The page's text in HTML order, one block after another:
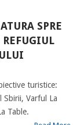
SPRE
turistice:
Sbirii, Varful La
Table.